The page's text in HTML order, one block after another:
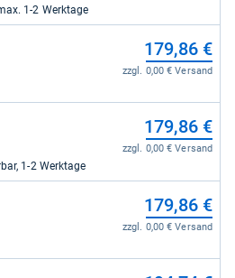
1-2 Werktage
179,86 €
zzgl. 0,00 € Versand
179,86 €
zzgl. 0,00 € Versand
1-2 Werktage
179,86 €
zzgl. 0,00 € Versand